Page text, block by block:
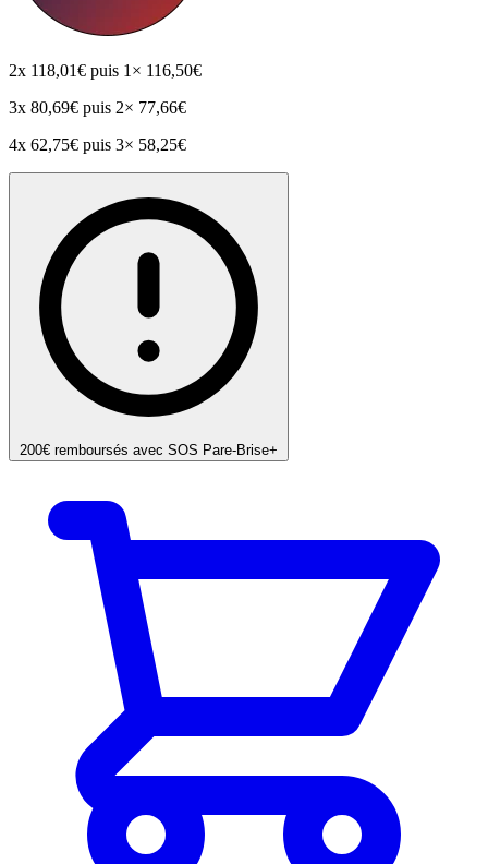
2x 118,01€ puis 1× 116,50€
3x 80,69€ puis 2× 77,66€
4x 62,75€ puis 3× 58,25€
200€ remboursés avec SOS Pare-Brise+